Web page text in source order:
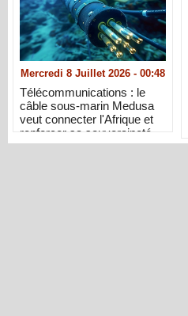
Mercredi 8 Juillet 2026 - 00:48
Télécommunications : le
câble sous-marin Medusa
veut connecter l'Afrique et
renforcer sa souveraineté
numérique